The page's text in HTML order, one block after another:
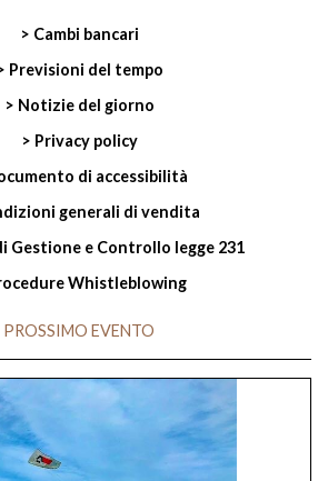
> Cambi bancari
Previsioni del tempo
> Notizie del giorno
> Privacy policy
di accessibilità
generali di vendita
Gestione e Controllo legge 231
Whistleblowing
PROSSIMO EVENTO